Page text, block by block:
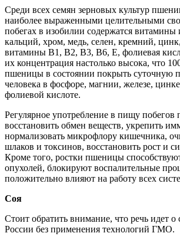
Среди всех семян зерновых культур
наиболее выраженными целительными
побегах в изобилии содержатся
кальций, хром, медь, селен, кремний,
витамины В1, В2, В3, В6, E, фолиевая
их концентрация настолько высока, что
пшеницы в состоянии покрыть суточную
человека в фосфоре, магнии, железе,
фолиевой кислоте.
Регулярное употребление в пищу
восстановить обмен веществ, укрепить
нормализовать микрофлору кишечника,
шлаков и токсинов, восстановить рост и
Кроме того, ростки пшеницы
опухолей, блокируют воспалительные
положительно влияют на работу всех
Соя
Стоит обратить внимание, что речь идет
России без применения технологий ГМО.